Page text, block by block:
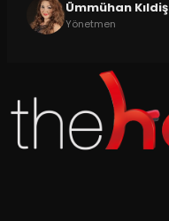
Ümmühan Kıldiş
Yönetmen